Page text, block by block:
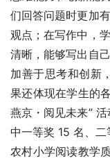
们回答问题时更加
观点；在写作中，
清晰，能够写出自
加善于思考和创新
果还体现在学生的
燕京・阅见未来”
中一等奖 15 名、
农村小学阅读教学